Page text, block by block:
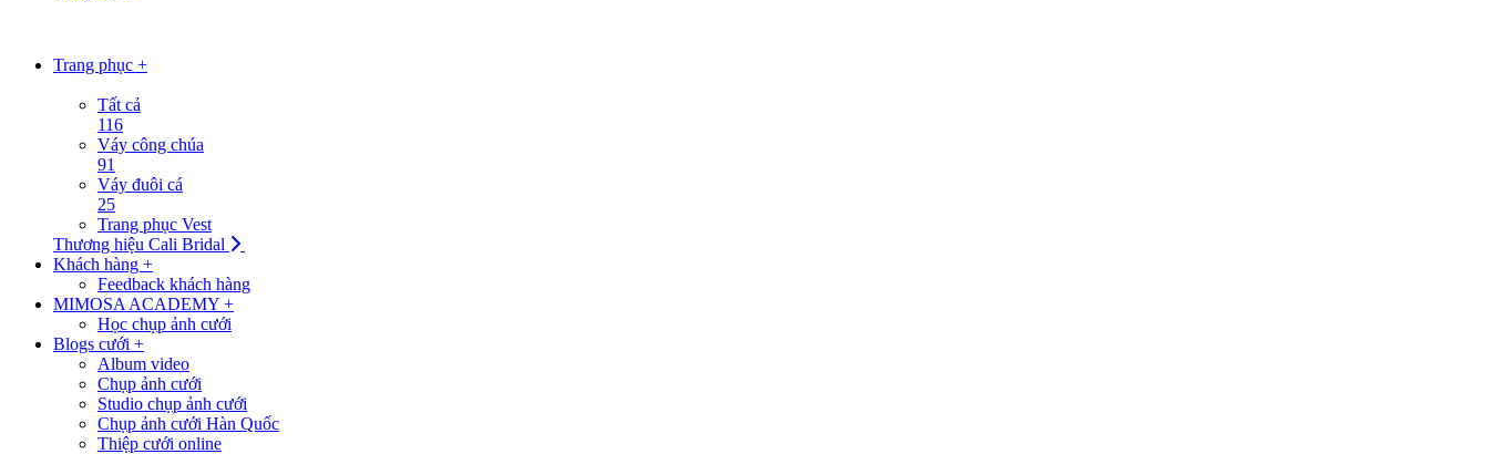
Trang phục +
Tất cả
116
Váy công chúa
91
Váy đuôi cá
25
Trang phục Vest
Thương hiệu Cali Bridal
Khách hàng +
Feedback khách hàng
MIMOSA ACADEMY +
Học chụp ảnh cưới
Blogs cưới +
Album video
Chụp ảnh cưới
Studio chụp ảnh cưới
Chụp ảnh cưới Hàn Quốc
Thiệp cưới online